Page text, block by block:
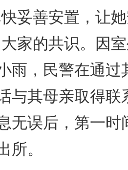
妥善安置，让
家的共识。因
雨，民警在通过
与其母亲取得联
无误后，第一时
所。